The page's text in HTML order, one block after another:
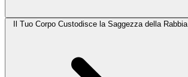
Il Tuo Corpo Custodisce la Saggezza della Rabbia